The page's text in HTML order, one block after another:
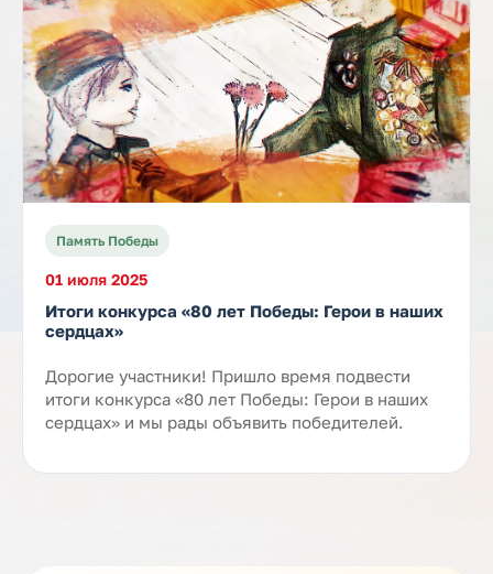
Память Победы
01 июля 2025
Итоги конкурса «80 лет Победы: Герои в наших
сердцах»
Дорогие участники! Пришло время подвести
итоги конкурса «80 лет Победы: Герои в наших
сердцах» и мы рады объявить победителей.